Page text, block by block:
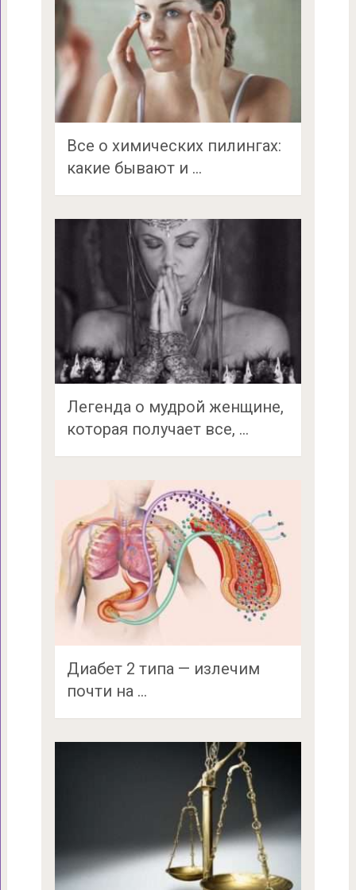
Все о химических пилингах:
какие бывают и …
Легенда о мудрой женщине,
которая получает все, …
Диабет 2 типа — излечим
почти на …